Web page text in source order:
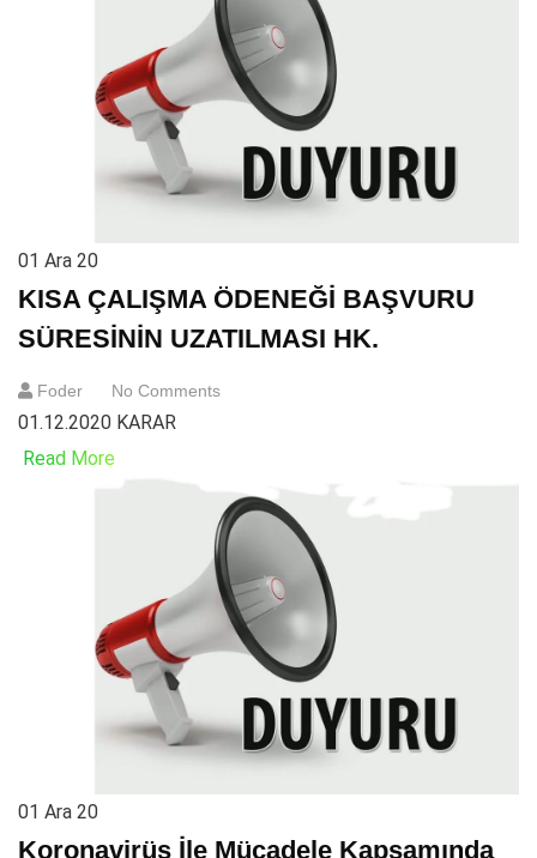
01 Ara 20
KISA ÇALIŞMA ÖDENEĞİ BAŞVURU
SÜRESİNİN UZATILMASI HK.
Foder No Comments
01.12.2020 KARAR
Read More
01 Ara 20
Koronavirüs İle Mücadele Kapsamında